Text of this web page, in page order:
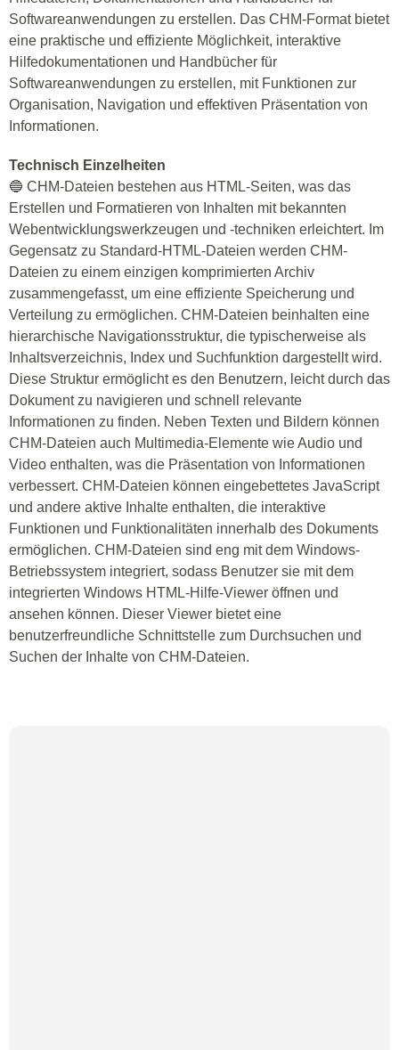
Softwareanwendungen zu erstellen. Das CHM-Format bietet
eine praktische und effiziente Möglichkeit, interaktive
Hilfedokumentationen und Handbücher für
Softwareanwendungen zu erstellen, mit Funktionen zur
Organisation, Navigation und effektiven Präsentation von
Informationen.
Technisch Einzelheiten
🔵 CHM-Dateien bestehen aus HTML-Seiten, was das
Erstellen und Formatieren von Inhalten mit bekannten
Webentwicklungswerkzeugen und -techniken erleichtert. Im
Gegensatz zu Standard-HTML-Dateien werden CHM-
Dateien zu einem einzigen komprimierten Archiv
zusammengefasst, um eine effiziente Speicherung und
Verteilung zu ermöglichen. CHM-Dateien beinhalten eine
hierarchische Navigationsstruktur, die typischerweise als
Inhaltsverzeichnis, Index und Suchfunktion dargestellt wird.
Diese Struktur ermöglicht es den Benutzern, leicht durch das
Dokument zu navigieren und schnell relevante
Informationen zu finden. Neben Texten und Bildern können
CHM-Dateien auch Multimedia-Elemente wie Audio und
Video enthalten, was die Präsentation von Informationen
verbessert. CHM-Dateien können eingebettetes JavaScript
und andere aktive Inhalte enthalten, die interaktive
Funktionen und Funktionalitäten innerhalb des Dokuments
ermöglichen. CHM-Dateien sind eng mit dem Windows-
Betriebssystem integriert, sodass Benutzer sie mit dem
integrierten Windows HTML-Hilfe-Viewer öffnen und
ansehen können. Dieser Viewer bietet eine
benutzerfreundliche Schnittstelle zum Durchsuchen und
Suchen der Inhalte von CHM-Dateien.